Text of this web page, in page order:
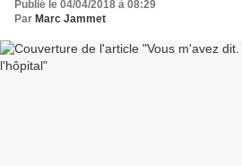
Publié le 04/04/2018 à 08:29
Par Marc Jammet